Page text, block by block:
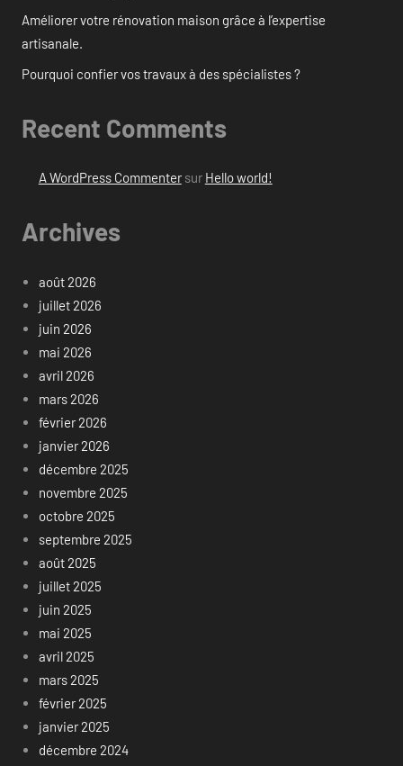
Améliorer votre rénovation maison grâce à l’expertise
artisanale.
Pourquoi confier vos travaux à des spécialistes ?
Recent Comments
A WordPress Commentersur Hello world!
Archives
août 2026
juillet 2026
juin 2026
mai 2026
avril 2026
mars 2026
février 2026
janvier 2026
décembre 2025
novembre 2025
octobre 2025
septembre 2025
août 2025
juillet 2025
juin 2025
mai 2025
avril 2025
mars 2025
février 2025
janvier 2025
décembre 2024